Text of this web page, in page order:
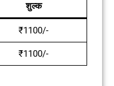
शुल्क
₹1100/-
₹1100/-